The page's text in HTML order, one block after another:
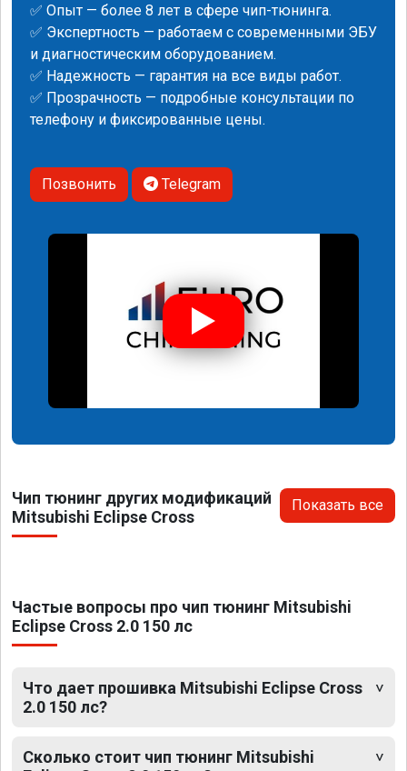
✅ Опыт — более 8 лет в сфере чип-тюнинга.
✅ Экспертность — работаем с современными ЭБУ
и диагностическим оборудованием.
✅ Надежность — гарантия на все виды работ.
✅ Прозрачность — подробные консультации по
телефону и фиксированные цены.
Позвонить Telegram
Чип тюнинг других модификаций
Mitsubishi Eclipse Cross
Показать все
Частые вопросы про чип тюнинг Mitsubishi
Eclipse Cross 2.0 150 лс
Что дает прошивка Mitsubishi Eclipse Cross
2.0 150 лс?
Сколько стоит чип тюнинг Mitsubishi